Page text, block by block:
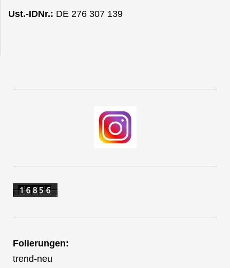
Ust.-IDNr.: DE 276 307 139
Folierungen:
trend-neu